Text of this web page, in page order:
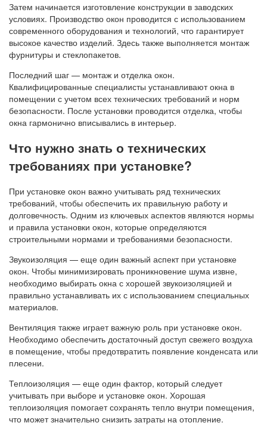
Затем начинается изготовление конструкции в заводских
условиях. Производство окон проводится с использованием
современного оборудования и технологий, что гарантирует
высокое качество изделий. Здесь также выполняется монтаж
фурнитуры и стеклопакетов.
Последний шаг — монтаж и отделка окон.
Квалифицированные специалисты устанавливают окна в
помещении с учетом всех технических требований и норм
безопасности. После установки проводится отделка, чтобы
окна гармонично вписывались в интерьер.
Что нужно знать о технических
требованиях при установке?
При установке окон важно учитывать ряд технических
требований, чтобы обеспечить их правильную работу и
долговечность. Одним из ключевых аспектов являются нормы
и правила установки окон, которые определяются
строительными нормами и требованиями безопасности.
Звукоизоляция — еще один важный аспект при установке
окон. Чтобы минимизировать проникновение шума извне,
необходимо выбирать окна с хорошей звукоизоляцией и
правильно устанавливать их с использованием специальных
материалов.
Вентиляция также играет важную роль при установке окон.
Необходимо обеспечить достаточный доступ свежего воздуха
в помещение, чтобы предотвратить появление конденсата или
плесени.
Теплоизоляция — еще один фактор, который следует
учитывать при выборе и установке окон. Хорошая
теплоизоляция помогает сохранять тепло внутри помещения,
что может значительно снизить затраты на отопление.